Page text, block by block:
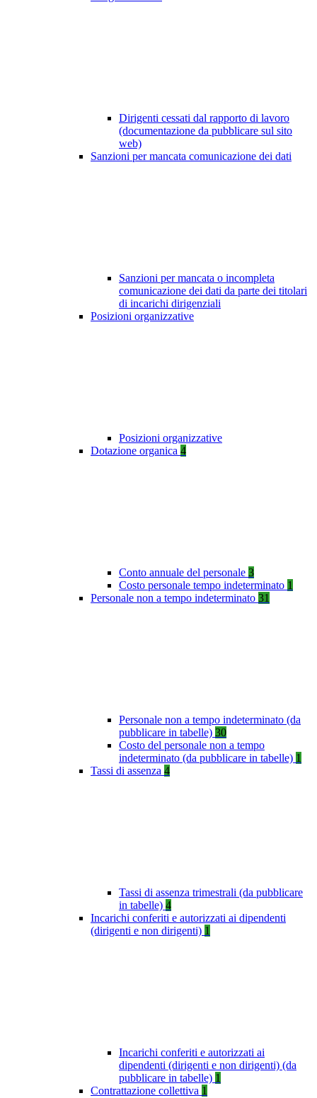
Dirigenti cessati dal rapporto di lavoro
(documentazione da pubblicare sul sito
web)
Sanzioni per mancata comunicazione dei dati
Sanzioni per mancata o incompleta
comunicazione dei dati da parte dei titolari
di incarichi dirigenziali
Posizioni organizzative
Posizioni organizzative
Dotazione organica 4
Conto annuale del personale 3
Costo personale tempo indeterminato 1
Personale non a tempo indeterminato 31
Personale non a tempo indeterminato (da
pubblicare in tabelle) 30
Costo del personale non a tempo
indeterminato (da pubblicare in tabelle) 1
Tassi di assenza 4
Tassi di assenza trimestrali (da pubblicare
in tabelle) 4
Incarichi conferiti e autorizzati ai dipendenti
(dirigenti e non dirigenti) 1
Incarichi conferiti e autorizzati ai
dipendenti (dirigenti e non dirigenti) (da
pubblicare in tabelle) 1
Contrattazione collettiva 1